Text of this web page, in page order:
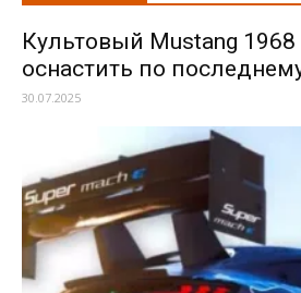
Культовый Mustang
оснастить по
30.07.2025